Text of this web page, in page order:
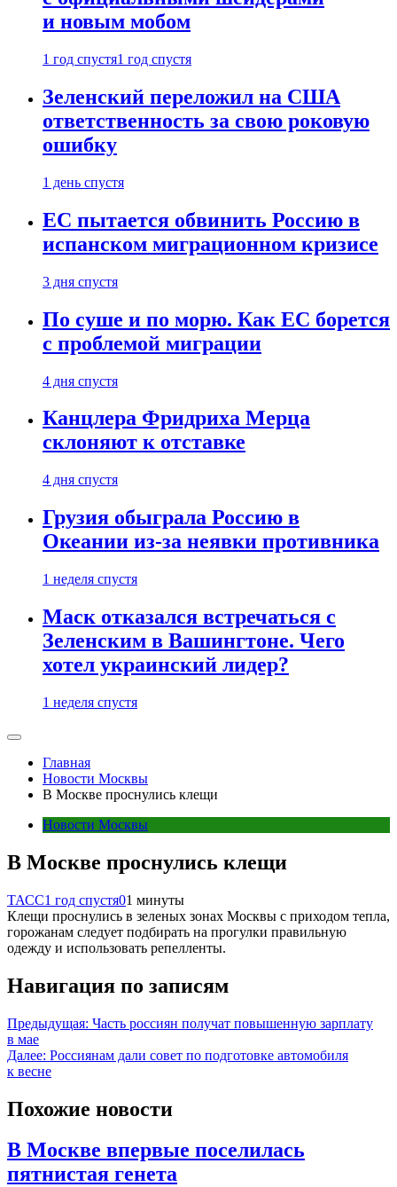
и новым мобом
1 год спустя1 год спустя
Зеленский переложил на США
ответственность за свою роковую
ошибку
1 день спустя
ЕС пытается обвинить Россию в
испанском миграционном кризисе
3 дня спустя
По суше и по морю. Как ЕС борется
с проблемой миграции
4 дня спустя
Канцлера Фридриха Мерца
склоняют к отставке
4 дня спустя
Грузия обыграла Россию в
Океании из-за неявки противника
1 неделя спустя
Маск отказался встречаться с
Зеленским в Вашингтоне. Чего
хотел украинский лидер?
1 неделя спустя
Главная
Новости Москвы
В Москве проснулись клещи
Новости Москвы
В Москве проснулись клещи
ТАСС1 год спустя01 минуты
Клещи проснулись в зеленых зонах Москвы с приходом тепла,
горожанам следует подбирать на прогулки правильную
одежду и использовать репелленты.
Навигация по записям
Предыдущая: Часть россиян получат повышенную зарплату
в мае
Далее: Россиянам дали совет по подготовке автомобиля
к весне
Похожие новости
В Москве впервые поселилась
пятнистая генета